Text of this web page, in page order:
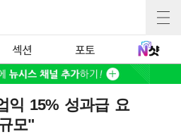
섹션 포토
익 15% 성과급 요
모"